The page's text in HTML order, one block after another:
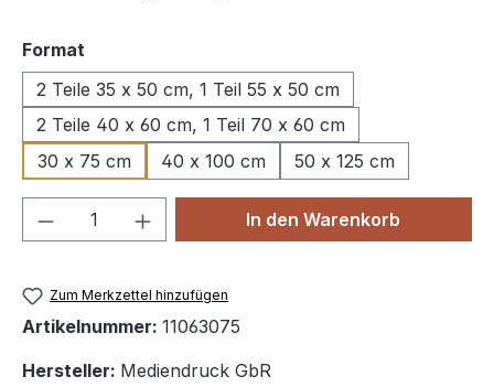
Format
2 Teile 35 x 50 cm, 1 Teil 55 x 50 cm
2 Teile 40 x 60 cm, 1 Teil 70 x 60 cm
30 x 75 cm
40 x 100 cm 50 x 125 cm
Produkt Anzahl: Gib denIn den Warenkorb
Zum Merkzettel hinzufügen
Artikelnummer: 11063075
Hersteller: Mediendruck GbR